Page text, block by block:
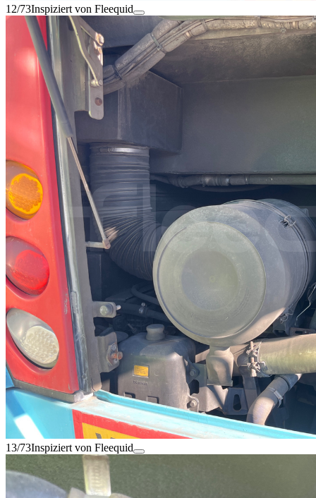
12/73Inspiziert von Fleequid
13/73Inspiziert von Fleequid